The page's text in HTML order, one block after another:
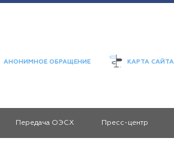
АНОНИМНОЕ ОБРАЩЕНИЕ КАРТА САЙТА
Передача ОЭСХ Пресс-центр